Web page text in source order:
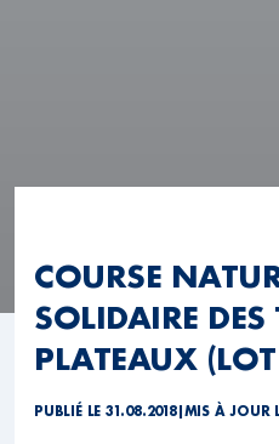
COURSE
SOLIDAIRE DES
PLATEAUX
PUBLIÉ LE 31.08.2018| MIS À JOUR